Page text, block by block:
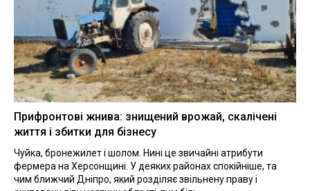
Прифронтові жнива: знищений врожай, скалічені
життя і збитки для бізнесу
Чуйка, бронежилет і шолом. Нині це звичайні атрибути
фермера на Херсонщині. У деяких районах спокійніше, та
чим ближчий Дніпро, який розділяє звільнену праву і